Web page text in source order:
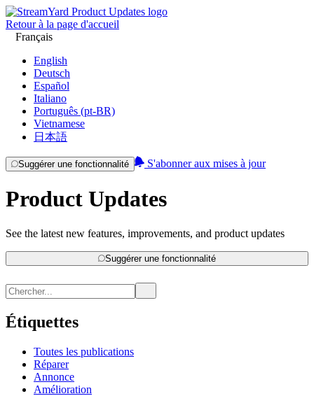
Retour à la page d'accueil
Français
English
Deutsch
Español
Italiano
Português (pt-BR)
Vietnamese
日本語
Suggérer une fonctionnalité S'abonner aux mises à jour
Product Updates
See the latest new features, improvements, and product updates
Suggérer une fonctionnalité
Étiquettes
Toutes les publications
Réparer
Annonce
Amélioration